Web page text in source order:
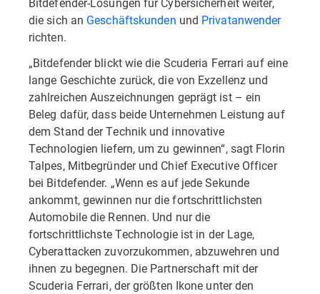
die sich an Geschäftskunden und Privatanwender
richten.
„Bitdefender blickt wie die Scuderia Ferrari auf eine
lange Geschichte zurück, die von Exzellenz und
zahlreichen Auszeichnungen geprägt ist – ein
Beleg dafür, dass beide Unternehmen Leistung auf
dem Stand der Technik und innovative
Technologien liefern, um zu gewinnen“, sagt Florin
Talpes, Mitbegründer und Chief Executive Officer
bei Bitdefender. „Wenn es auf jede Sekunde
ankommt, gewinnen nur die fortschrittlichsten
Automobile die Rennen. Und nur die
fortschrittlichste Technologie ist in der Lage,
Cyberattacken zuvorzukommen, abzuwehren und
ihnen zu begegnen. Die Partnerschaft mit der
Scuderia Ferrari, der größten Ikone unter den